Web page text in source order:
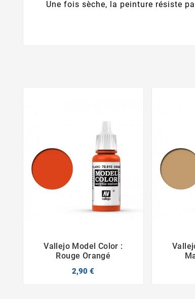
Une fois sèche, la peinture résiste
 
Vallejo Model Color :
Rouge Orangé
2,90 €